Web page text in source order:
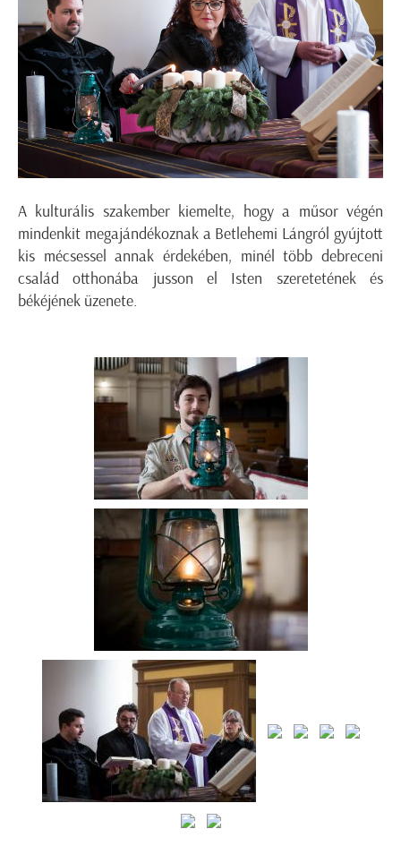
A kulturális szakember kiemelte, hogy a műsor végén
mindenkit megajándékoznak a Betlehemi Lángról gyújtott
kis mécsessel annak érdekében, minél több debreceni
család otthonába jusson el Isten szeretetének és
békéjének üzenete.